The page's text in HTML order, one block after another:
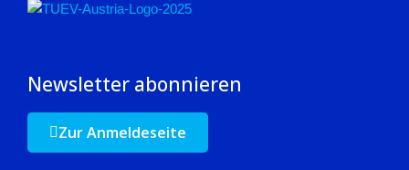
Newsletter abonnieren
Zur Anmeldeseite